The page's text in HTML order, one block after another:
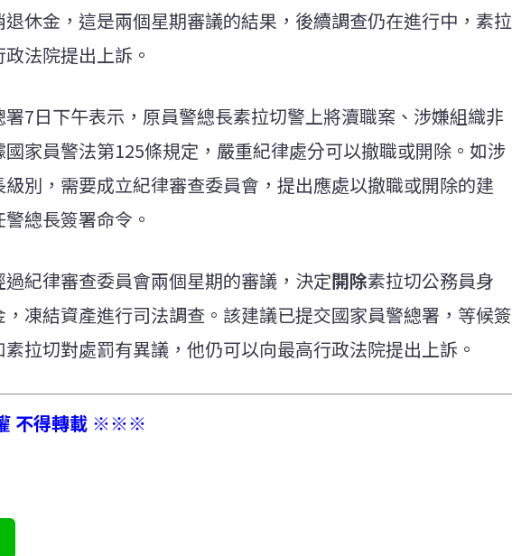
休金，這是兩個星期審議的結果，後續調查仍在進行中，素拉
法院提出上訴。
7日下午表示，原員警總長素拉切警上將瀆職案、涉嫌組織非
家員警法第125條規定，嚴重紀律處分可以撤職或開除。如涉
別，需要成立紀律審查委員會，提出應處以撤職或開除的建
總長簽署命令。
紀律審查委員會兩個星期的審議，決定開除素拉切公務員身
凍結資產進行司法調查。該建議已提交國家員警總署，等候簽
拉切對處罰有異議，他仍可以向最高行政法院提出上訴。
不得轉載 ※※※